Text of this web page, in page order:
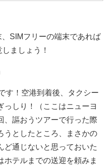
SIMフリーの端末であれば
ましょう！
す！空港到着後、タクシー
っしり！（ここはニューヨ
、謳おうツアーで行った際
うとしたところ、まさかの
ど通じないと思っておいた
テルまでの送迎を頼みま